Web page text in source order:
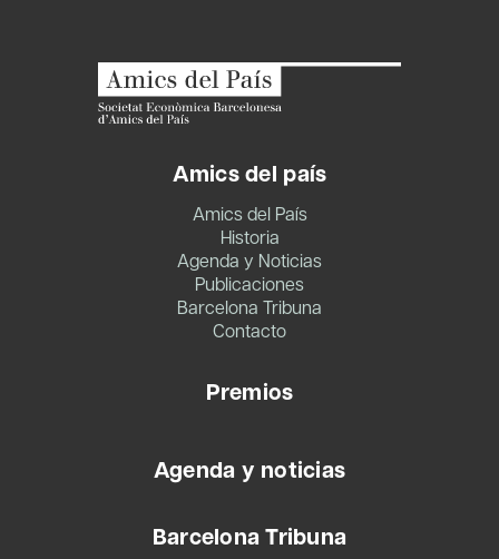
Amics del país
Amics del País
Historia
Agenda y Noticias
Publicaciones
Barcelona Tribuna
Contacto
Premios
Agenda y noticias
Barcelona Tribuna